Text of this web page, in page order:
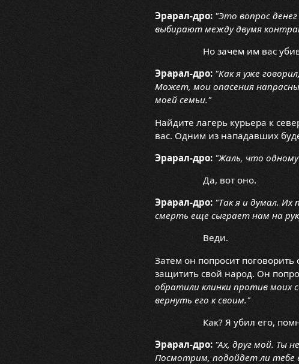
Эрарал-дро: "Это вопрос
выбирают между двумя
Но зачем им вас
Эрарал-дро: "Как я уже
Может, мои опасения
моей семьи."
Найдите лагерь курьера к
вас. Одним из нападавших
Эрарал-дро: "Жаль, что одному
Да, вот оно.
Эрарал-дро: "Так я и думал. Их
смерть еще сыграет нам на
Веди.
Затем он попросит
защитить свой народ. Он
обратили клинки против моих
вернуть его к своим."
Как? Я убил его,
Эрарал-дро: "Ах, друг мой. Ты
Посмотрим, подойдет ли тебе